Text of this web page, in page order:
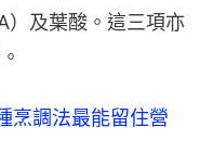
）及葉酸。這三項亦
烹調法最能留住營